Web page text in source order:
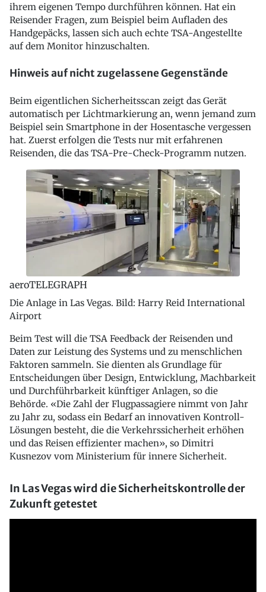
ihrem eigenen Tempo durchführen können. Hat ein
Reisender Fragen, zum Beispiel beim Aufladen des
Handgepäcks, lassen sich auch echte TSA-Angestellte
auf dem Monitor hinzuschalten.
Hinweis auf nicht zugelassene Gegenstände
Beim eigentlichen Sicherheitsscan zeigt das Gerät
automatisch per Lichtmarkierung an, wenn jemand zum
Beispiel sein Smartphone in der Hosentasche vergessen
hat. Zuerst erfolgen die Tests nur mit erfahrenen
Reisenden, die das TSA-Pre-Check-Programm nutzen.
aeroTELEGRAPH
Die Anlage in Las Vegas. Bild: Harry Reid International
Airport
Beim Test will die TSA Feedback der Reisenden und
Daten zur Leistung des Systems und zu menschlichen
Faktoren sammeln. Sie dienten als Grundlage für
Entscheidungen über Design, Entwicklung, Machbarkeit
und Durchführbarkeit künftiger Anlagen, so die
Behörde. «Die Zahl der Flugpassagiere nimmt von Jahr
zu Jahr zu, sodass ein Bedarf an innovativen Kontroll-
Lösungen besteht, die die Verkehrssicherheit erhöhen
und das Reisen effizienter machen», so Dimitri
Kusnezov vom Ministerium für innere Sicherheit.
In Las Vegas wird die Sicherheitskontrolle der
Zukunft getestet